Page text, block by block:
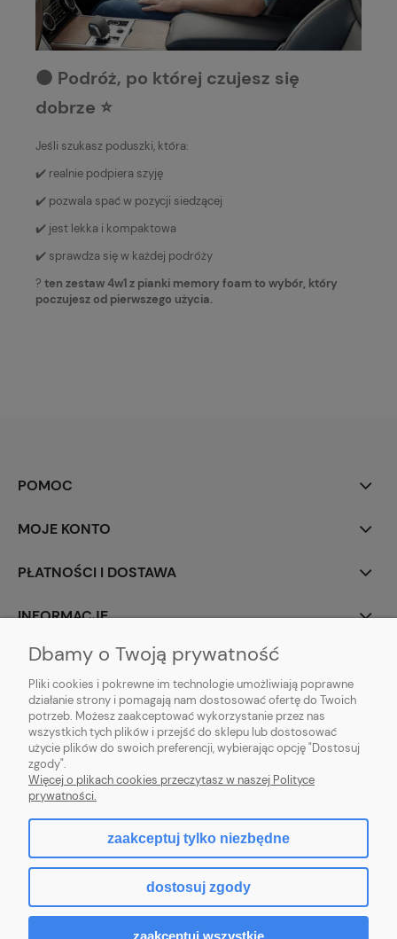
⚫️ Podróż, po której czujesz się
dobrze ⭐
Jeśli szukasz poduszki, która:
✔️ realnie podpiera szyję
✔️ pozwala spać w pozycji siedzącej
✔️ jest lekka i kompaktowa
✔️ sprawdza się w każdej podróży
? ten zestaw 4w1 z pianki memory foam to wybór, który
poczujesz od pierwszego użycia.
POMOC
MOJE KONTO
PŁATNOŚCI I DOSTAWA
INFORMACJE
O NAS
ZLARO| ul. Fiołkowa 9, 31-457 Kraków, woj. małopolskie | E-mail:
zlaro.krakow@gmail.com
120911970
Sklep internetowy Shoper.pl
Dbamy o Twoją prywatność
Pliki cookies i pokrewne im technologie umożliwiają poprawne
działanie strony i pomagają nam dostosować ofertę do Twoich
potrzeb. Możesz zaakceptować wykorzystanie przez nas
wszystkich tych plików i przejść do sklepu lub dostosować
użycie plików do swoich preferencji, wybierając opcję "Dostosuj
zgody".
Więcej o plikach cookies przeczytasz w naszej Polityce
prywatności.
zaakceptuj tylko niezbędne
dostosuj zgody
zaakceptuj wszystkie